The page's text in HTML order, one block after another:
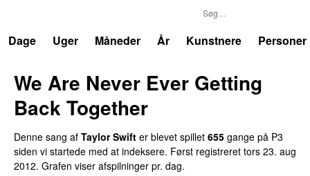
Dage
Uger Måneder År Kunstnere Personer
We Are Never Ever Getting
Back Together
Denne sang af Taylor Swift er blevet spillet 655 gange på P3
siden vi startede med at indeksere. Først registreret tors 23. aug
2012. Grafen viser afspilninger pr. dag.